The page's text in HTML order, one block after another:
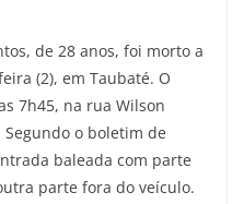
de 28 anos, foi morto a
(2), em Taubaté. O
7h45, na rua Wilson
o boletim de
baleada com parte
parte fora do veículo.